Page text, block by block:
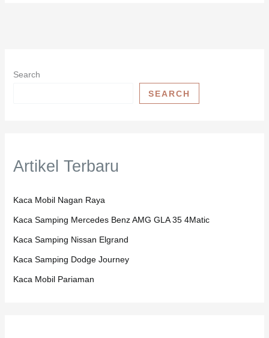
Search
SEARCH
Artikel Terbaru
Kaca Mobil Nagan Raya
Kaca Samping Mercedes Benz AMG GLA 35 4Matic
Kaca Samping Nissan Elgrand
Kaca Samping Dodge Journey
Kaca Mobil Pariaman